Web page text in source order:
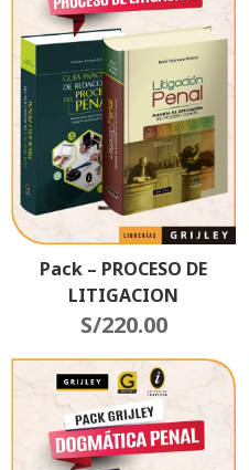
Pack – PROCESO DE
LITIGACION
S/220.00